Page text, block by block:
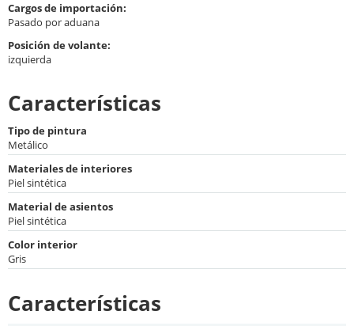
Cargos de importación:
Pasado por aduana
Posición de volante:
izquierda
Características
Tipo de pintura
Metálico
Materiales de interiores
Piel sintética
Material de asientos
Piel sintética
Color interior
Gris
Características